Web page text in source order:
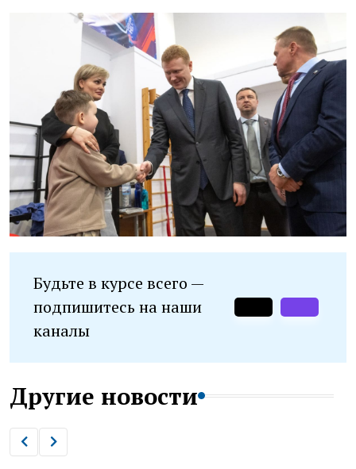
Будьте в курсе всего —
подпишитесь на наши
каналы
Другие новости